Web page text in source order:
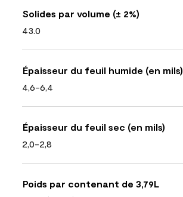
Solides par volume (± 2%)
43.0
Épaisseur du feuil humide (en mils)
4,6-6,4
Épaisseur du feuil sec (en mils)
2,0-2,8
Poids par contenant de 3,79L